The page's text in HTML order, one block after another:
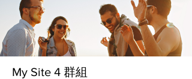
My Site 4 群組